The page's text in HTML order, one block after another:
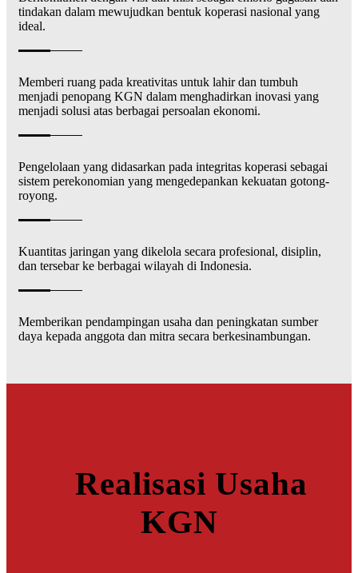
tindakan dalam mewujudkan bentuk koperasi nasional yang
ideal.
Memberi ruang pada kreativitas untuk lahir dan tumbuh
menjadi penopang KGN dalam menghadirkan inovasi yang
menjadi solusi atas berbagai persoalan ekonomi.
Pengelolaan yang didasarkan pada integritas koperasi sebagai
sistem perekonomian yang mengedepankan kekuatan gotong-
royong.
Kuantitas jaringan yang dikelola secara profesional, disiplin,
dan tersebar ke berbagai wilayah di Indonesia.
Memberikan pendampingan usaha dan peningkatan sumber
daya kepada anggota dan mitra secara berkesinambungan.
Realisasi Usaha
KGN